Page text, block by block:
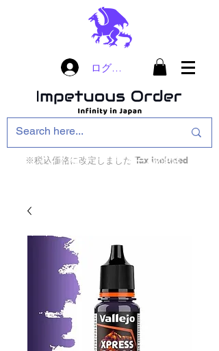
ログイン
※税込価格に改定しました Tax included
インフィニティ・ザ・ゲームのお店